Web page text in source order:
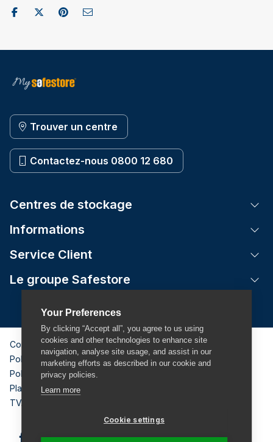
Your Preferences
By clicking “Accept all”, you agree to us using
cookies and other technologies to enhance site
navigation, analyse site usage, and assist in our
marketing efforts as described in our cookie and
privacy policies.
Learn more
Cookie settings
Partager sur Facebook
Publier sur X / Twitter
Partager sur Pinterest
Envoyer par e-mail
Trouver un centre
Contactez-nous 0800 12 680
Centres de stockage
Informations
Service Client
Le groupe Safestore
Conditions Générales
Politique de confidentialité & mentions légales
Politique de Cookies
Plan de site
TVA: BE 0884 611 294